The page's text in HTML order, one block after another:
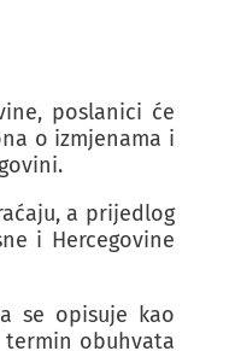
poslanici će
o izmjenama i
a prijedlog
i Hercegovine
se opisuje kao
termin obuhvata